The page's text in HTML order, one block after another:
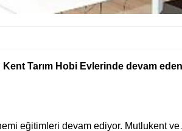
Tarım Hobi Evlerinde devam
eğitimleri devam ediyor. Mutlukent